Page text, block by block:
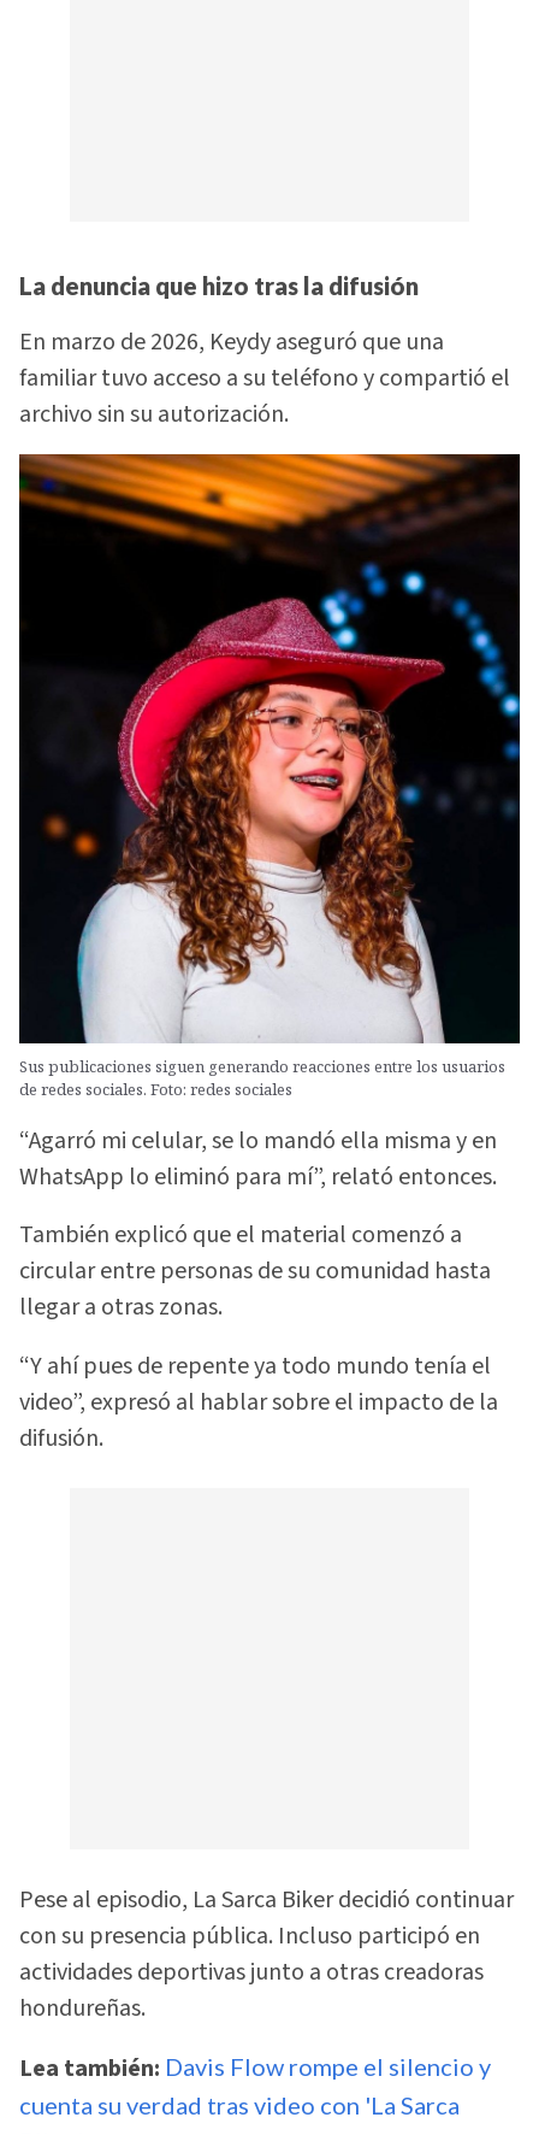
La denuncia que hizo tras la difusión
En marzo de 2026, Keydy aseguró que una
familiar tuvo acceso a su teléfono y compartió el
archivo sin su autorización.
Sus publicaciones siguen generando reacciones entre los usuarios
de redes sociales. Foto: redes sociales
“Agarró mi celular, se lo mandó ella misma y en
WhatsApp lo eliminó para mí”, relató entonces.
También explicó que el material comenzó a
circular entre personas de su comunidad hasta
llegar a otras zonas.
“Y ahí pues de repente ya todo mundo tenía el
video”, expresó al hablar sobre el impacto de la
difusión.
Pese al episodio, La Sarca Biker decidió continuar
con su presencia pública. Incluso participó en
actividades deportivas junto a otras creadoras
hondureñas.
Lea también: Davis Flow rompe el silencio y
cuenta su verdad tras video con 'La Sarca